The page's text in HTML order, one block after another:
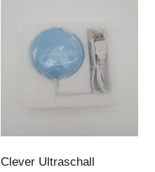
Clever Ultraschall